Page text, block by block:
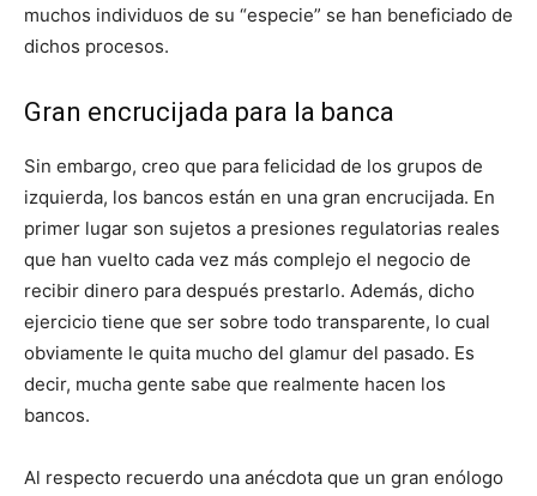
muchos individuos de su “especie” se han beneficiado de
dichos procesos.
Gran encrucijada para la banca
Sin embargo, creo que para felicidad de los grupos de
izquierda, los bancos están en una gran encrucijada. En
primer lugar son sujetos a presiones regulatorias reales
que han vuelto cada vez más complejo el negocio de
recibir dinero para después prestarlo. Además, dicho
ejercicio tiene que ser sobre todo transparente, lo cual
obviamente le quita mucho del glamur del pasado. Es
decir, mucha gente sabe que realmente hacen los
bancos.
Al respecto recuerdo una anécdota que un gran enólogo